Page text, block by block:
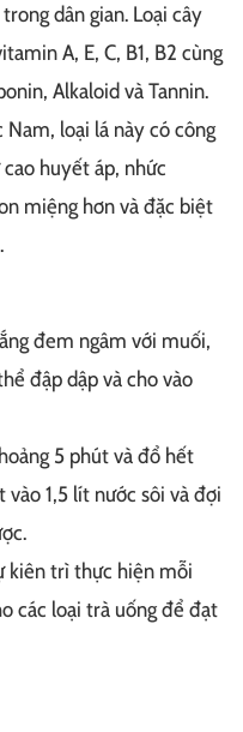
dân gian. Loại cây
A, E, C, B1, B2 cùng
Alkaloid và Tannin.
loại lá này có công
huyết áp, nhức
miệng hơn và đặc biệt
đem ngâm với muối,
đập dập và cho vào
5 phút và đổ hết
1,5 lít nước sôi và đợi
kiên trì thực hiện mỗi
các loại trà uống để đạt